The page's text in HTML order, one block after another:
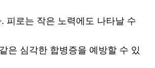
피로는 작은 노력에도 나타날 수
은 심각한 합병증을 예방할 수 있